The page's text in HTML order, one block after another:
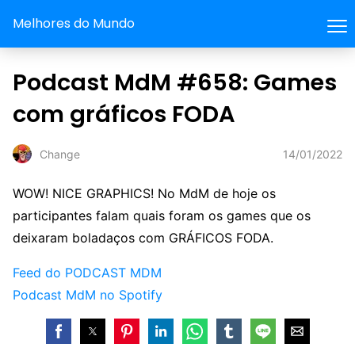
Melhores do Mundo
Podcast MdM #658: Games
com gráficos FODA
Change 14/01/2022
WOW! NICE GRAPHICS! No MdM de hoje os
participantes falam quais foram os games que os
deixaram boladaços com GRÁFICOS FODA.
Feed do PODCAST MDM
Podcast MdM no Spotify